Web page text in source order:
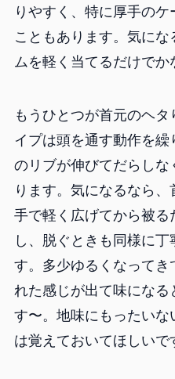
りやすく、特に厚手の
こともあります。気に
ムを軽く当てるだけでか
もうひとつが首元のヘ
イプは頭を通す動作を繰
のリブが伸びてだらし
ります。気になるなら
手で軽く広げてから被
し、脱ぐときも同様に
す。多少ゆるくなって
れた感じが出て味になる
す〜。地味にもったい
は覚えておいてほしいで